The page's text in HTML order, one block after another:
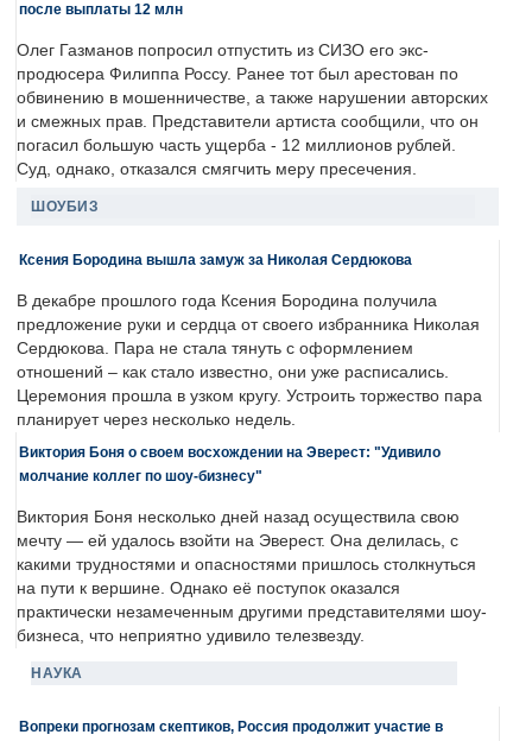
после выплаты 12 млн
Олег Газманов попросил отпустить из СИЗО его экс-
продюсера Филиппа Россу. Ранее тот был арестован по
обвинению в мошенничестве, а также нарушении авторских
и смежных прав. Представители артиста сообщили, что он
погасил большую часть ущерба - 12 миллионов рублей.
Суд, однако, отказался смягчить меру пресечения.
ШОУБИЗ
Ксения Бородина вышла замуж за Николая Сердюкова
В декабре прошлого года Ксения Бородина получила
предложение руки и сердца от своего избранника Николая
Сердюкова. Пара не стала тянуть с оформлением
отношений – как стало известно, они уже расписались.
Церемония прошла в узком кругу. Устроить торжество пара
планирует через несколько недель.
Виктория Боня о своем восхождении на Эверест: "Удивило
молчание коллег по шоу-бизнесу"
Виктория Боня несколько дней назад осуществила свою
мечту — ей удалось взойти на Эверест. Она делилась, с
какими трудностями и опасностями пришлось столкнуться
на пути к вершине. Однако её поступок оказался
практически незамеченным другими представителями шоу-
бизнеса, что неприятно удивило телезвезду.
НАУКА
Вопреки прогнозам скептиков, Россия продолжит участие в